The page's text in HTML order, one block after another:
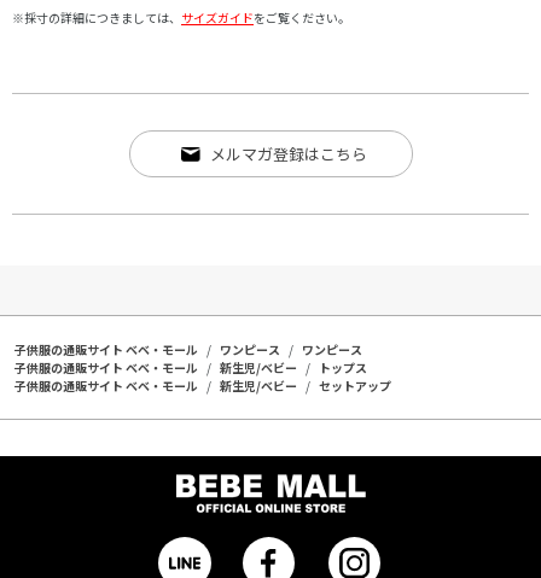
※採寸の詳細につきましては、 サイズガイドをご覧ください。
メルマガ登録はこちら
子供服の通販サイト ベベ・モール ワンピース
ワンピース
子供服の通販サイト ベベ・モール
新生児/ベビー
トップス
子供服の通販サイト ベベ・モール
新生児/ベビー セットアップ